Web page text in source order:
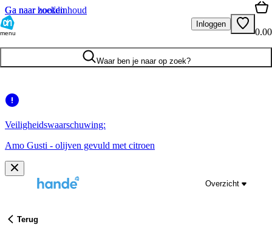
Ga naar hoofdinhoud
Ga naar zoeken
menu
Inloggen
0.00
Waar ben je naar op zoek?
Veiligheidswaarschuwing:
Amo Gusti - olijven gevuld met citroen
Overzicht
Terug